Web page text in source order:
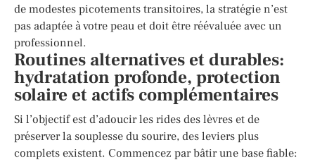
de modestes picotements transitoires, la stratégie n’est
pas adaptée à votre peau et doit être réévaluée avec un
professionnel.
Routines alternatives et durables:
hydratation profonde, protection
solaire et actifs complémentaires
Si l’objectif est d’adoucir les rides des lèvres et de
préserver la souplesse du sourire, des leviers plus
complets existent. Commencez par bâtir une base fiable: